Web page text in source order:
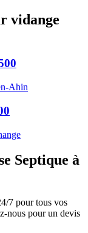
vidange
Ahin
Septique à
7 pour tous vos
nous pour un devis